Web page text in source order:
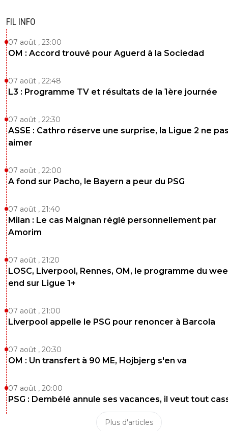
FIL INFO
07 août , 23:00
OM : Accord trouvé pour Aguerd à la Sociedad
07 août , 22:48
L3 : Programme TV et résultats de la 1ère journée
07 août , 22:30
ASSE : Cathro réserve une surprise, la Ligue 2 ne
aimer
07 août , 22:00
A fond sur Pacho, le Bayern a peur du PSG
07 août , 21:40
Milan : Le cas Maignan réglé personnellement par
Amorim
07 août , 21:20
LOSC, Liverpool, Rennes, OM, le programme du
end sur Ligue 1+
07 août , 21:00
Liverpool appelle le PSG pour renoncer à Barcola
07 août , 20:30
OM : Un transfert à 90 ME, Hojbjerg s'en va
07 août , 20:00
PSG : Dembélé annule ses vacances, il veut tout
Plus d'articles